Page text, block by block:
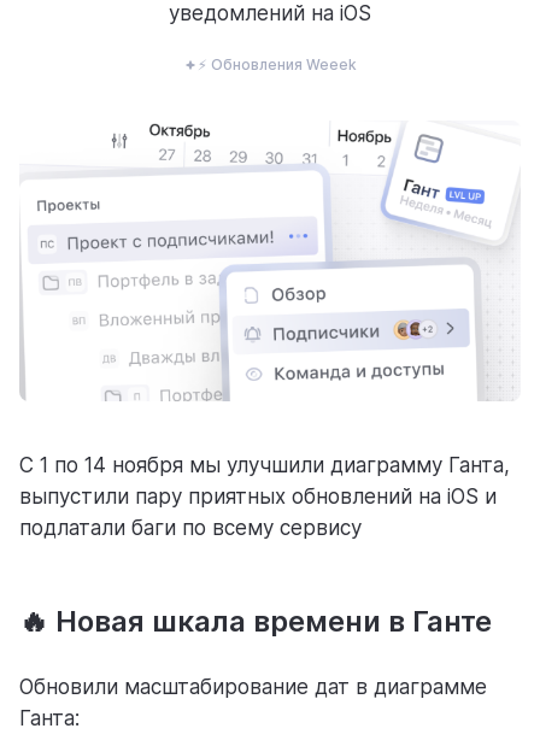
полезности и рассказы о приятном
цены
тарифные планы для любых команд
помощь
помогаем научиться работать в Weeek
уведомлений на iOS
⚡ Обновления Weeek
С 1 по 14 ноября мы улучшили диаграмму Ганта,
выпустили пару приятных обновлений на iOS и
подлатали баги по всему сервису
🔥 Новая шкала времени в Ганте
Обновили масштабирование дат в диаграмме
Ганта: